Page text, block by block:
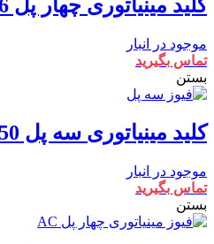
کلید مینیاتوری چهار پل 16 آمپر دنا الکتریک
موجود در انبار
تماس بگیرید
بستن
کلید مینیاتوری سه پل 50 آمپر دنا الکتریک
موجود در انبار
تماس بگیرید
بستن